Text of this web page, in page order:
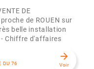
DE
de ROUEN sur
belle installation
Chiffre d'affaires
DU 76
arrow_forward
Voir